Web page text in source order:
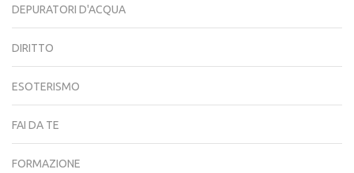
DEPURATORI D'ACQUA
DIRITTO
ESOTERISMO
FAI DA TE
FORMAZIONE